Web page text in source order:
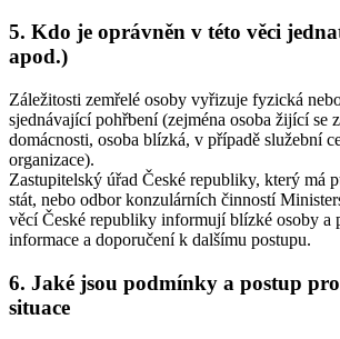
5. Kdo je oprávněn v této věci
apod.)
Záležitosti zemřelé osoby vyřizuje fyzická
sjednávající pohřbení (zejména osoba žijící se
domácnosti, osoba blízká, v případě služební
organizace).
Zastupitelský úřad České republiky, který má
stát, nebo odbor konzulárních činností
věcí České republiky informují blízké osoby a
informace a doporučení k dalšímu postupu.
6. Jaké jsou podmínky a postup
situace